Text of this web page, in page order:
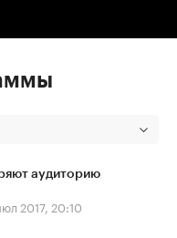
аудиторию
2017, 20:10